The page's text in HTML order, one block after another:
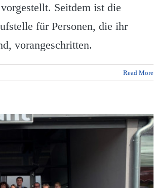
Seitdem ist die
für Personen, die ihr
vorangeschritten.
Read More